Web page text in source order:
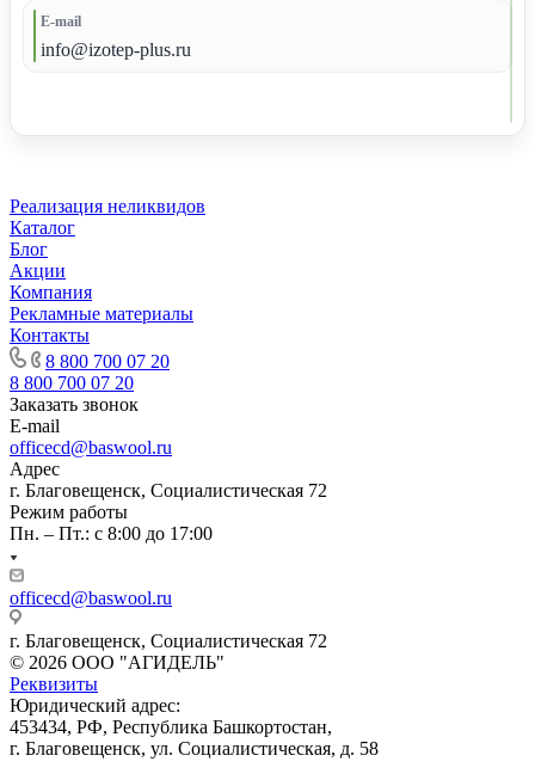
E-mail
info@izotep-plus.ru
Реализация неликвидов
Каталог
Блог
Акции
Компания
Рекламные материалы
Контакты
8 800 700 07 20
8 800 700 07 20
Заказать звонок
E-mail
officecd@baswool.ru
Адрес
г. Благовещенск, Социалистическая 72
Режим работы
Пн. – Пт.: с 8:00 до 17:00
officecd@baswool.ru
г. Благовещенск, Социалистическая 72
© 2026 ООО "АГИДЕЛЬ"
Реквизиты
Юридический адрес:
453434, РФ, Республика Башкортостан,
г. Благовещенск, ул. Социалистическая, д. 58